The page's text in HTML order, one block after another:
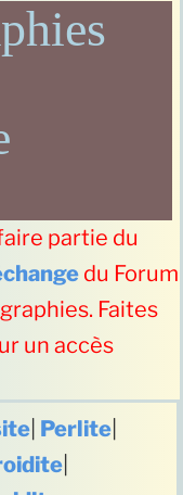
partie du
du Forum
Faites
un accès
Perlite